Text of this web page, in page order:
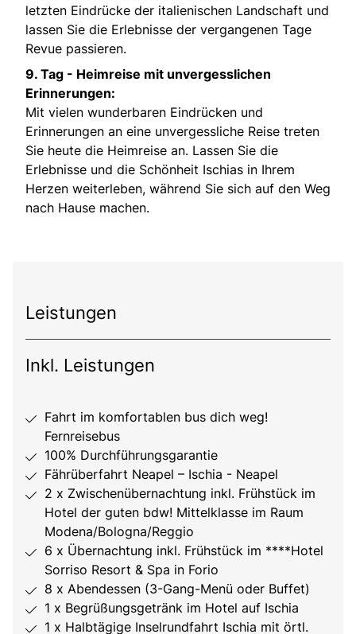
letzten Eindrücke der italienischen Landschaft und
lassen Sie die Erlebnisse der vergangenen Tage
Revue passieren.
9. Tag - Heimreise mit unvergesslichen
Erinnerungen:
Mit vielen wunderbaren Eindrücken und
Erinnerungen an eine unvergessliche Reise treten
Sie heute die Heimreise an. Lassen Sie die
Erlebnisse und die Schönheit Ischias in Ihrem
Herzen weiterleben, während Sie sich auf den Weg
nach Hause machen.
Leistungen
Inkl. Leistungen
Fahrt im komfortablen bus dich weg!
Fernreisebus
100% Durchführungsgarantie
Fährüberfahrt Neapel – Ischia - Neapel
2 x Zwischenübernachtung inkl. Frühstück im
Hotel der guten bdw! Mittelklasse im Raum
Modena/Bologna/Reggio
6 x Übernachtung inkl. Frühstück im ****Hotel
Sorriso Resort & Spa in Forio
8 x Abendessen (3-Gang-Menü oder Buffet)
1 x Begrüßungsgetränk im Hotel auf Ischia
1 x Halbtägige Inselrundfahrt Ischia mit örtl.